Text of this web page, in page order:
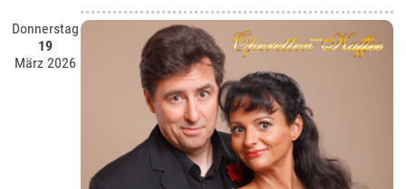
Donnerstag
19
März 2026